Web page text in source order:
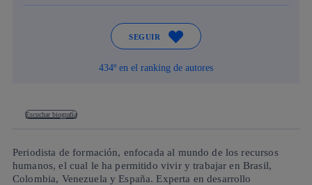
SEGUIR
434º en el ranking de autores
Escuchar biografía
Periodista de formación, enfocada al mundo de los recursos
humanos, el cual le ha permitido vivir y trabajar en Brasil,
Colombia, Venezuela y España. Experta en desarrollo